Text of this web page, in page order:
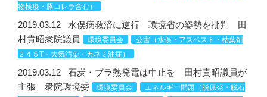
物検疫・豚コレラ含む）
2019.03.12
水俣病救済に逆行 環境省の姿勢を批判 田
村貴昭衆院議員
環境委員会
公害（水俣・アスベスト・枯葉剤
２４５T・大気汚染・カネミ油症）
2019.03.12
石炭・プラ熱発電は中止を 田村貴昭議員が
主張 衆院環境委
環境委員会
エネルギー問題（脱原発・脱石